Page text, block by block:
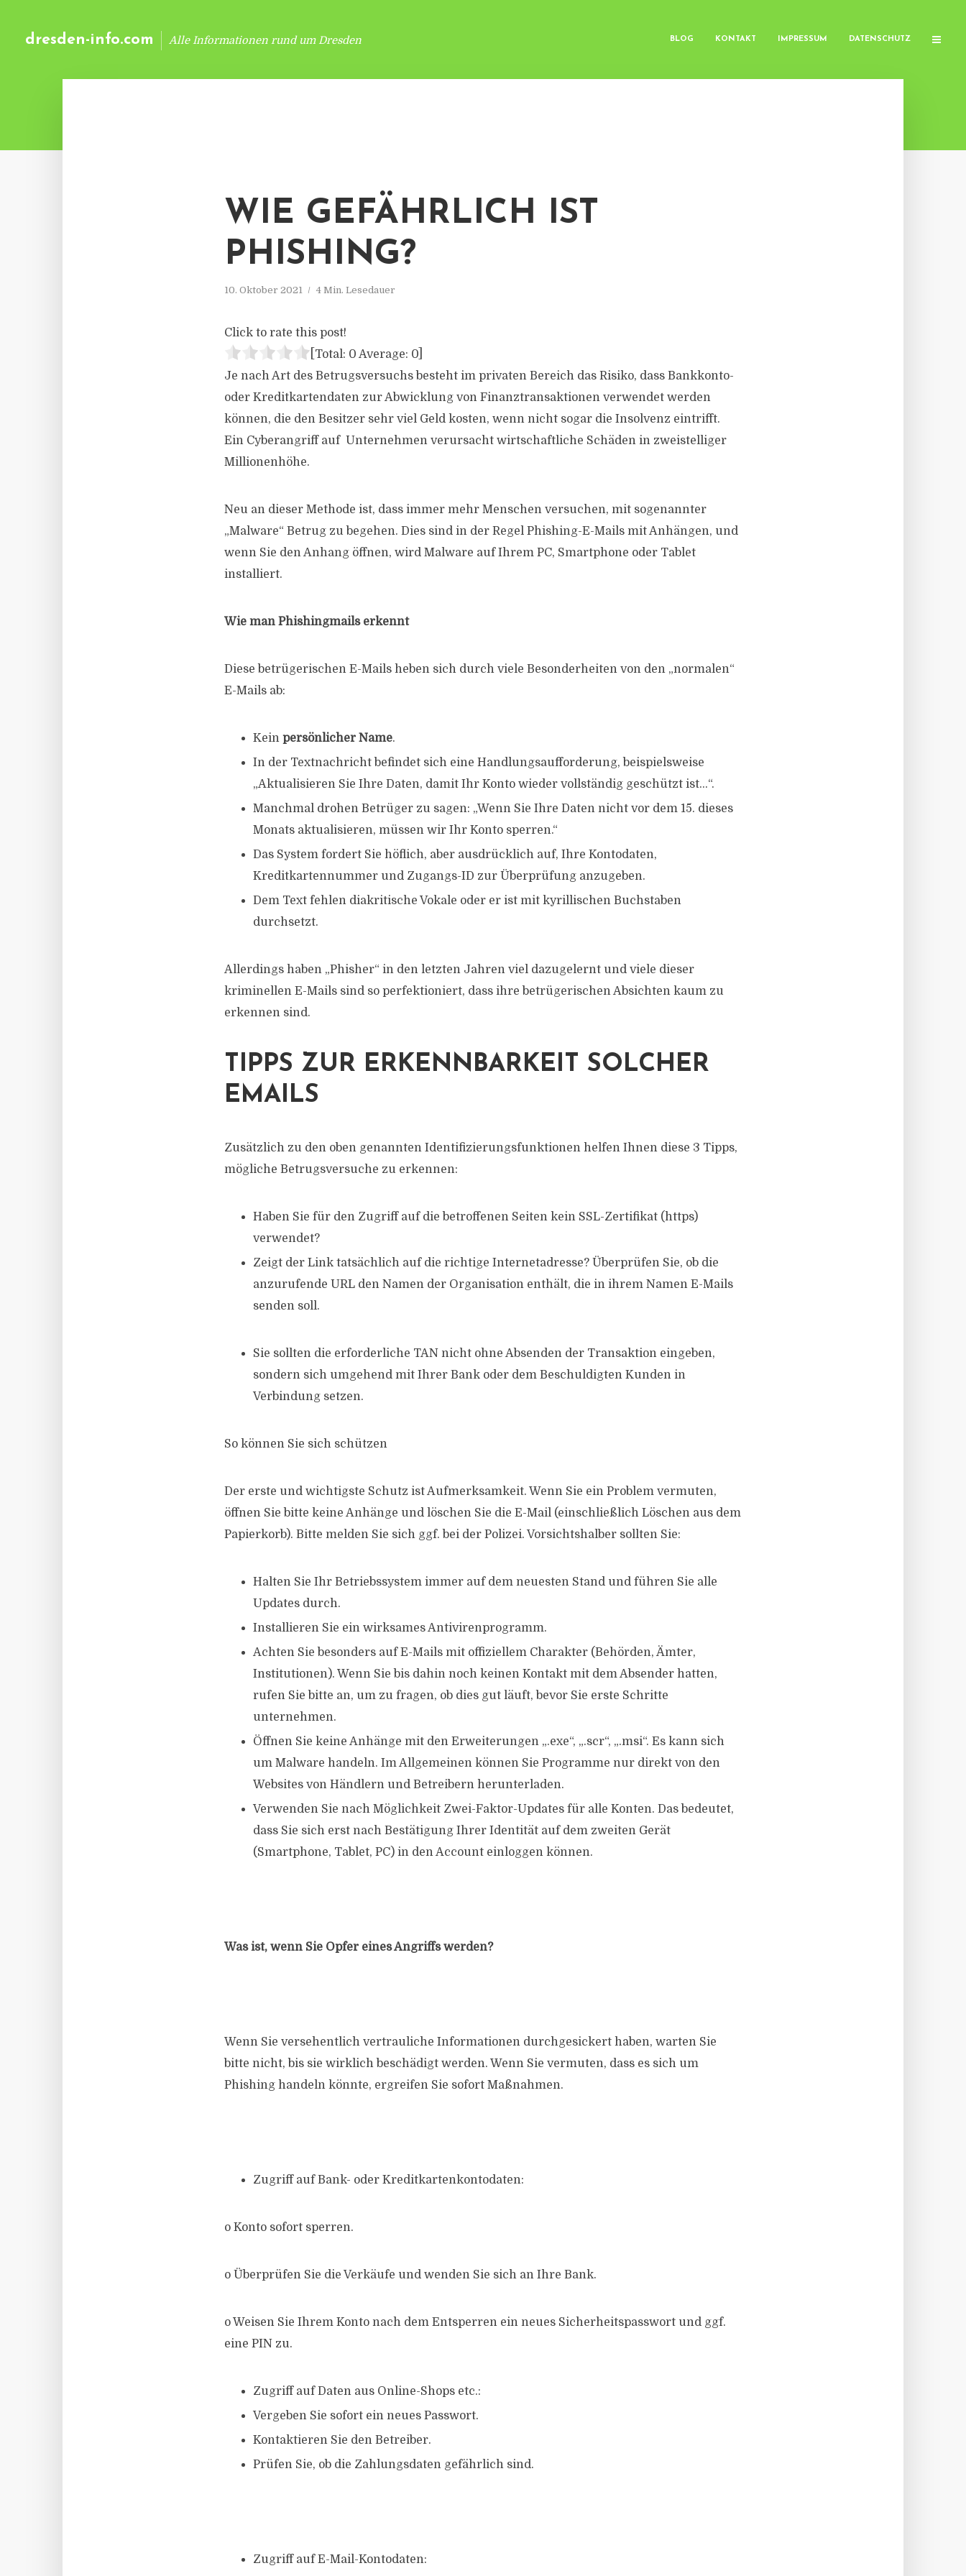
dresden-info.com Alle Informationen rund um Dresden BLOG KONTAKT IMPRESSUM DATENSCHUTZ
WIE GEFÄHRLICH IST
PHISHING?
10. Oktober 2021 4 Min. Lesedauer
Click to rate this post!
[Total: 0 Average: 0
Je nach Art des Betrugsversuchs besteht im privaten Bereich das Risiko, dass Bankkonto-
oder Kreditkartendaten zur Abwicklung von Finanztransaktionen verwendet werden
können, die den Besitzer sehr viel Geld kosten, wenn nicht sogar die Insolvenz eintrifft.
Ein Cyberangriff auf Unternehmen verursacht wirtschaftliche Schäden in zweistelliger
Millionenhöhe.
Neu an dieser Methode ist, dass immer mehr Menschen versuchen, mit sogenannter
„Malware“ Betrug zu begehen. Dies sind in der Regel Phishing-E-Mails mit Anhängen, und
wenn Sie den Anhang öffnen, wird Malware auf Ihrem PC, Smartphone oder Tablet
installiert.
Wie man Phishingmails erkennt
Diese betrügerischen E-Mails heben sich durch viele Besonderheiten von den „normalen“
E-Mails ab:
Kein persönlicher Name.
In der Textnachricht befindet sich eine Handlungsaufforderung, beispielsweise
„Aktualisieren Sie Ihre Daten, damit Ihr Konto wieder vollständig geschützt ist…“.
Manchmal drohen Betrüger zu sagen: „Wenn Sie Ihre Daten nicht vor dem 15. dieses
Monats aktualisieren, müssen wir Ihr Konto sperren.“
Das System fordert Sie höflich, aber ausdrücklich auf, Ihre Kontodaten,
Kreditkartennummer und Zugangs-ID zur Überprüfung anzugeben.
Dem Text fehlen diakritische Vokale oder er ist mit kyrillischen Buchstaben
durchsetzt.
Allerdings haben „Phisher“ in den letzten Jahren viel dazugelernt und viele dieser
kriminellen E-Mails sind so perfektioniert, dass ihre betrügerischen Absichten kaum zu
erkennen sind.
TIPPS ZUR ERKENNBARKEIT SOLCHER
EMAILS
Zusätzlich zu den oben genannten Identifizierungsfunktionen helfen Ihnen diese 3 Tipps,
mögliche Betrugsversuche zu erkennen:
Haben Sie für den Zugriff auf die betroffenen Seiten kein SSL-Zertifikat (https)
verwendet?
Zeigt der Link tatsächlich auf die richtige Internetadresse? Überprüfen Sie, ob die
anzurufende URL den Namen der Organisation enthält, die in ihrem Namen E-Mails
senden soll.
Sie sollten die erforderliche TAN nicht ohne Absenden der Transaktion eingeben,
sondern sich umgehend mit Ihrer Bank oder dem Beschuldigten Kunden in
Verbindung setzen.
So können Sie sich schützen
Der erste und wichtigste Schutz ist Aufmerksamkeit. Wenn Sie ein Problem vermuten,
öffnen Sie bitte keine Anhänge und löschen Sie die E-Mail (einschließlich Löschen aus dem
Papierkorb). Bitte melden Sie sich ggf. bei der Polizei. Vorsichtshalber sollten Sie:
Halten Sie Ihr Betriebssystem immer auf dem neuesten Stand und führen Sie alle
Updates durch.
Installieren Sie ein wirksames Antivirenprogramm.
Achten Sie besonders auf E-Mails mit offiziellem Charakter (Behörden, Ämter,
Institutionen). Wenn Sie bis dahin noch keinen Kontakt mit dem Absender hatten,
rufen Sie bitte an, um zu fragen, ob dies gut läuft, bevor Sie erste Schritte
unternehmen.
Öffnen Sie keine Anhänge mit den Erweiterungen „.exe“, „.scr“, „.msi“. Es kann sich
um Malware handeln. Im Allgemeinen können Sie Programme nur direkt von den
Websites von Händlern und Betreibern herunterladen.
Verwenden Sie nach Möglichkeit Zwei-Faktor-Updates für alle Konten. Das bedeutet,
dass Sie sich erst nach Bestätigung Ihrer Identität auf dem zweiten Gerät
(Smartphone, Tablet, PC) in den Account einloggen können.
Was ist, wenn Sie Opfer eines Angriffs werden?
Wenn Sie versehentlich vertrauliche Informationen durchgesickert haben, warten Sie
bitte nicht, bis sie wirklich beschädigt werden. Wenn Sie vermuten, dass es sich um
Phishing handeln könnte, ergreifen Sie sofort Maßnahmen.
Zugriff auf Bank- oder Kreditkartenkontodaten:
o Konto sofort sperren.
o Überprüfen Sie die Verkäufe und wenden Sie sich an Ihre Bank.
o Weisen Sie Ihrem Konto nach dem Entsperren ein neues Sicherheitspasswort und ggf.
eine PIN zu.
Zugriff auf Daten aus Online-Shops etc.:
Vergeben Sie sofort ein neues Passwort.
Kontaktieren Sie den Betreiber.
Prüfen Sie, ob die Zahlungsdaten gefährlich sind.
Zugriff auf E-Mail-Kontodaten: